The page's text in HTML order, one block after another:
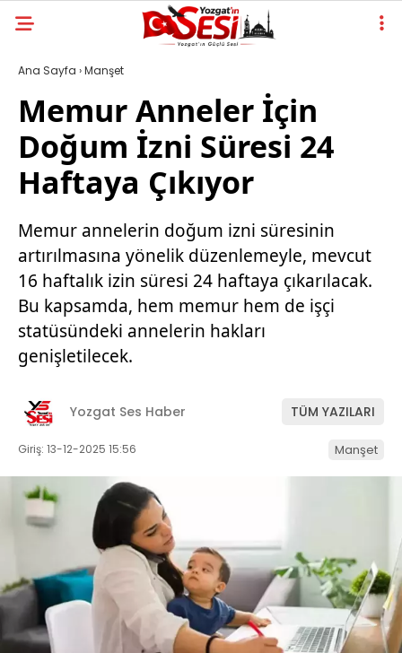
Ana Sayfa ›Manşet
Memur Anneler İçin
Doğum İzni Süresi 24
Haftaya Çıkıyor
Memur annelerin doğum izni süresinin
artırılmasına yönelik düzenlemeyle, mevcut
16 haftalık izin süresi 24 haftaya çıkarılacak.
Bu kapsamda, hem memur hem de işçi
statüsündeki annelerin hakları
genişletilecek.
Yozgat Ses Haber TÜM YAZILARI
Giriş: 13-12-2025 15:56 Manşet